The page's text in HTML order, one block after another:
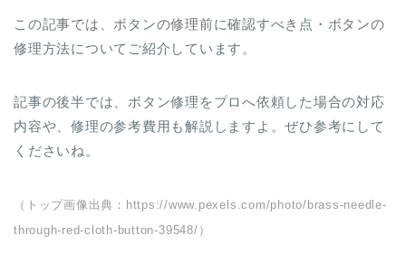
この記事では、ボタンの修理前に確認すべき点・ボタンの
修理方法についてご紹介しています。
記事の後半では、ボタン修理をプロへ依頼した場合の対応
内容や、修理の参考費用も解説しますよ。ぜひ参考にして
くださいね。
（トップ画像出典：https://www.pexels.com/photo/brass-needle-
through-red-cloth-button-39548/）